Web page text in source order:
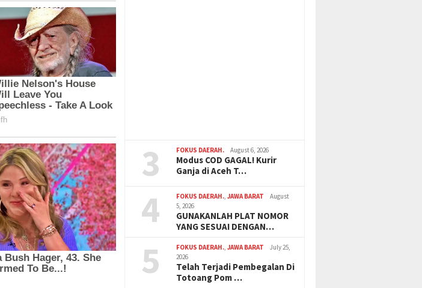
3 FOKUS DAERAH. August 6, 2026
Modus COD GAGAL! Kurir
Ganja di Aceh T…
4 FOKUS DAERAH. ,JAWA BARAT
August
5, 2026
GUNAKANLAH PLAT NOMOR
YANG SESUAI DENGAN…
5 FOKUS DAERAH. ,JAWA BARAT
July 25,
2026
Telah Terjadi Pembegalan Di
Totoang Pom …